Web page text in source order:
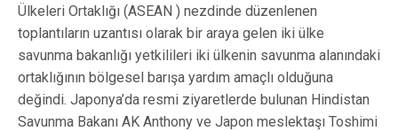
Ülkeleri Ortaklığı (ASEAN ) nezdinde düzenlenen
toplantıların uzantısı olarak bir araya gelen iki ülke
savunma bakanlığı yetkilileri iki ülkenin savunma alanındaki
ortaklığının bölgesel barışa yardım amaçlı olduğuna
değindi. Japonya’da resmi ziyaretlerde bulunan Hindistan
Savunma Bakanı AK Anthony ve Japon meslektaşı Toshimi